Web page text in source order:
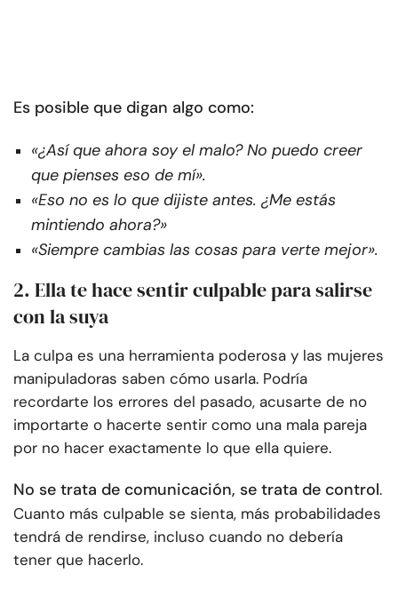
Es posible que digan algo como:
«¿Así que ahora soy el malo? No puedo creer
que pienses eso de mí».
«Eso no es lo que dijiste antes. ¿Me estás
mintiendo ahora?»
«Siempre cambias las cosas para verte mejor».
2. Ella te hace sentir culpable para salirse
con la suya
La culpa es una herramienta poderosa y las mujeres
manipuladoras saben cómo usarla. Podría
recordarte los errores del pasado, acusarte de no
importarte o hacerte sentir como una mala pareja
por no hacer exactamente lo que ella quiere.
No se trata de comunicación, se trata de control.
Cuanto más culpable se sienta, más probabilidades
tendrá de rendirse, incluso cuando no debería
tener que hacerlo.